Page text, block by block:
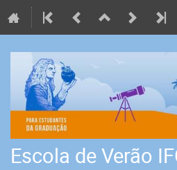
Escola de Verão